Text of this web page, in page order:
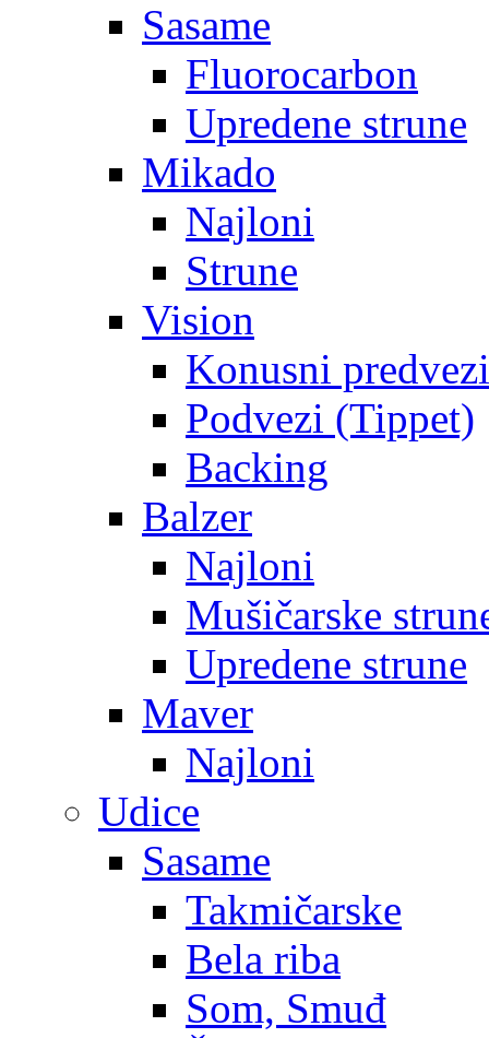
Sasame
Fluorocarbon
Upredene strune
Mikado
Najloni
Strune
Vision
Konusni predvezi
Podvezi (Tippet)
Backing
Balzer
Najloni
Mušičarske
Upredene strune
Maver
Najloni
Udice
Sasame
Takmičarske
Bela riba
Som, Smuđ